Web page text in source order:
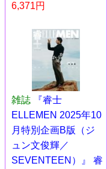
6,371円
雑誌
『睿士
ELLEMEN 2025年10
月特別企画B版（ジ
ュン文俊輝／
SEVENTEEN）』 睿